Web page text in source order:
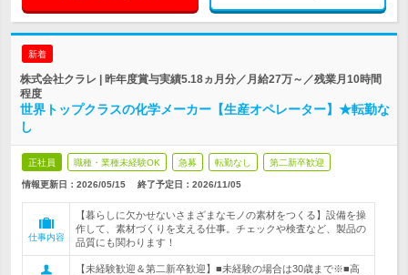
新着
株式会社クラレ | 昨年度賞与実績5.18ヵ月分／月給27万～／残業月10時間
程度
世界トップクラスの化学メーカー【生産オペレーター】★転勤な
し
正社員 職種・業種未経験OK 急募 転勤なし 第二新卒歓迎
情報更新日：2026/05/15 終了予定日： 2026/11/05
仕事内容
【暮らしに欠かせないさまざまなモノの素材をつくる】設備を操
作して、素材づくりを支える仕事。チェックや検査など、製品の
品質にも関わります！
【未経験歓迎＆第二新卒歓迎】■未経験の場合は30歳まで※■高